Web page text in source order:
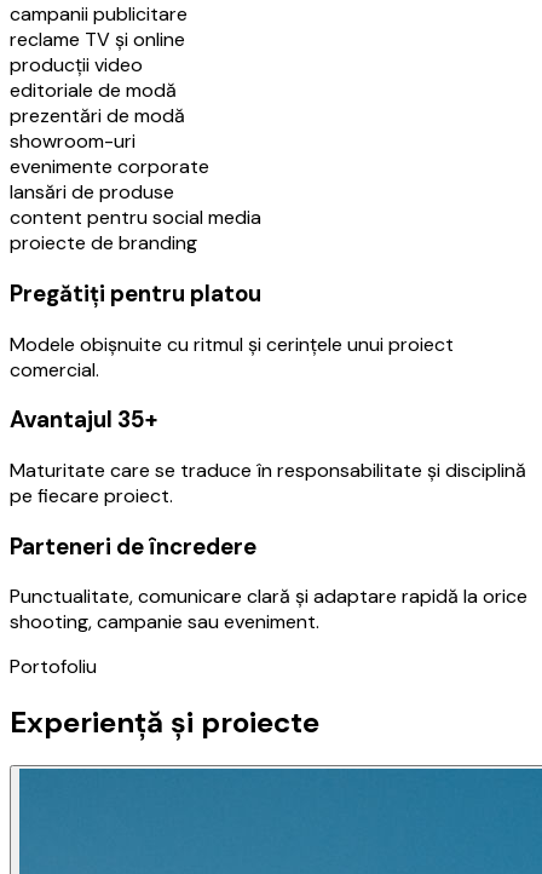
campanii publicitare
reclame TV și online
producții video
editoriale de modă
prezentări de modă
showroom-uri
evenimente corporate
lansări de produse
content pentru social media
proiecte de branding
Pregătiți pentru platou
Modele obișnuite cu ritmul și cerințele unui proiect
comercial.
Avantajul 35+
Maturitate care se traduce în responsabilitate și disciplină
pe fiecare proiect.
Parteneri de încredere
Punctualitate, comunicare clară și adaptare rapidă la orice
shooting, campanie sau eveniment.
Portofoliu
Experiență și proiecte